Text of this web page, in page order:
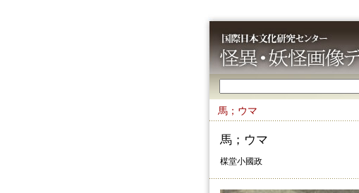
馬；ウマ
馬；ウマ
楳堂小國政